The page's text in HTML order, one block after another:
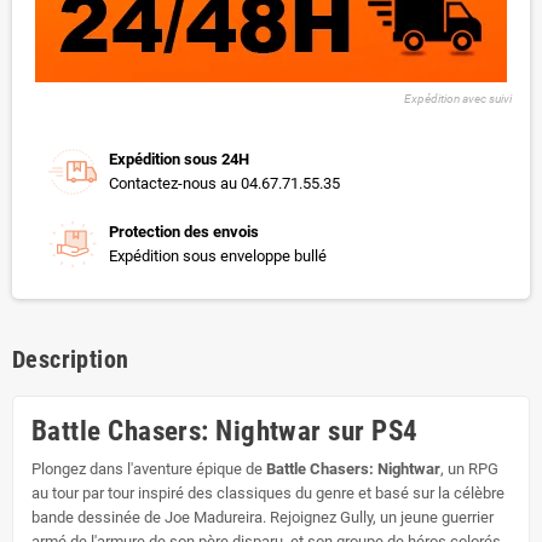
Expédition avec suivi
Expédition sous 24H
Contactez-nous au 04.67.71.55.35
Protection des envois
Expédition sous enveloppe bullé
Description
Battle Chasers: Nightwar sur PS4
Plongez dans l'aventure épique de Battle Chasers: Nightwar, un RPG
au tour par tour inspiré des classiques du genre et basé sur la célèbre
bande dessinée de Joe Madureira. Rejoignez Gully, un jeune guerrier